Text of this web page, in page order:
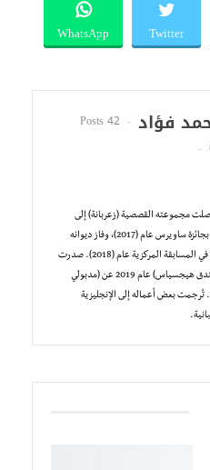
Twitter
WhatsApp
فؤاد
42 Posts
مجموعته القصصية (زعربانة) إلى
القائمة القصيرة بجائزة ساويرس عام (2017)، وفاز ديوانه
(أناشيد الإغماء) في المسابقة المركزية عام (2018). صدرت
روايته الأولى (فندق هيجسياس) عام 2019 عن (مدبولي
تُرجمت بعض أعماله إلى الإنجليزية